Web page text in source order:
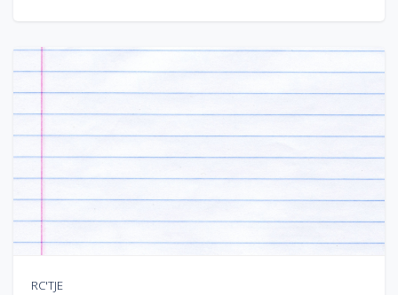
RC'TJE